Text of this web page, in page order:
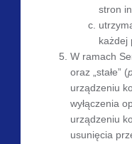
stron
każdej
W ramach
oraz „stałe” (
urządzeniu
wyłączenia
urządzeniu
usunięcia